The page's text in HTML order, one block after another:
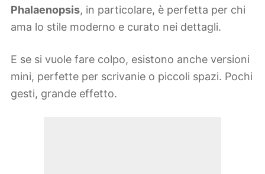
Phalaenopsis, in particolare, è perfetta per chi
ama lo stile moderno e curato nei dettagli.
E se si vuole fare colpo, esistono anche versioni
mini, perfette per scrivanie o piccoli spazi. Pochi
gesti, grande effetto.